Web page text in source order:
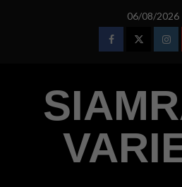
06/08/2026
FacebookTwitter